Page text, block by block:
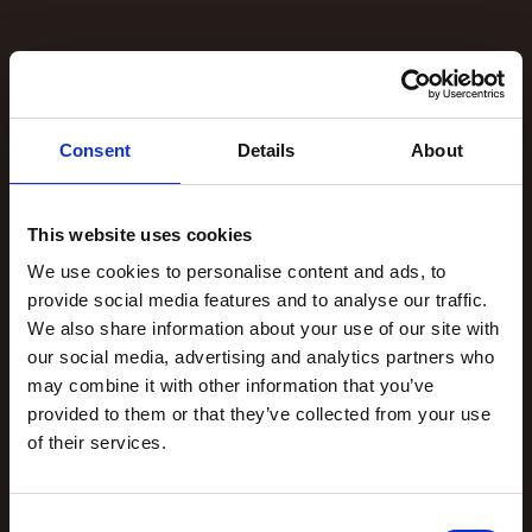
Consent Details About
This website uses cookies
We use cookies to personalise content and ads, to
provide social media features and to analyse our traffic.
We also share information about your use of our site with
our social media, advertising and analytics partners who
may combine it with other information that you’ve
provided to them or that they’ve collected from your use
of their services.